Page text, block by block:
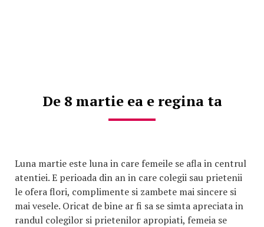
De 8 martie ea e regina ta
Luna martie este luna in care femeile se afla in centrul
atentiei. E perioada din an in care colegii sau prietenii
le ofera flori, complimente si zambete mai sincere si
mai vesele. Oricat de bine ar fi sa se simta apreciata in
randul colegilor si prietenilor apropiati, femeia se